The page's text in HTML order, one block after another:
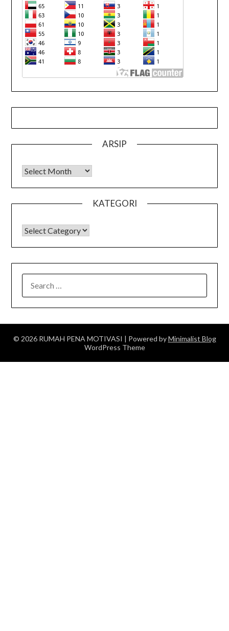
ARSIP
Arsip
KATEGORI
KATEGORI
FOR:
© 2026 RUMAH PENA MOTIVASI | Powered byMinimalist Blog
WordPress Theme